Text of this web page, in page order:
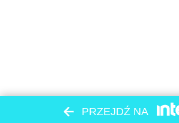
PRZEJDŹ NA